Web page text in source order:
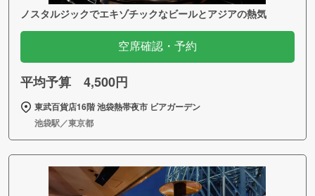
ノスタルジックでエキゾチックなビールとアジアの熱気
空席確認・予約
平均予算 4,500円
東武百貨店16階 池袋熱帯夜市 ビアガーデン
池袋駅／東京都